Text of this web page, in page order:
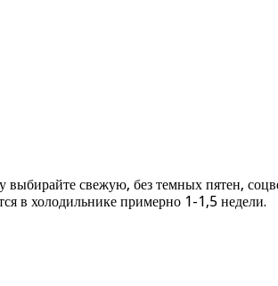
выбирайте свежую, без темных пятен,
в холодильнике примерно 1-1,5 недели.